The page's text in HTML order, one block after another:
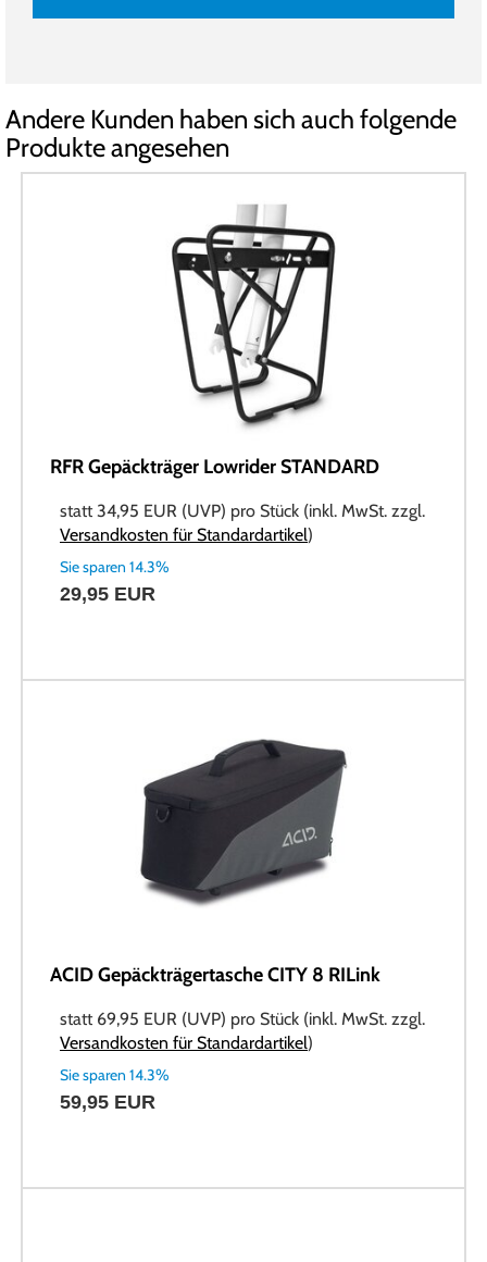
Andere Kunden haben sich auch folgende
Produkte angesehen
RFR Gepäckträger Lowrider STANDARD
statt34,95 EUR (UVP) pro Stück (inkl. MwSt. zzgl.
Versandkosten für Standardartikel)
Sie sparen 14.3%
29,95 EUR
ACID Gepäckträgertasche CITY 8 RILink
statt 69,95 EUR (UVP) pro Stück (inkl. MwSt. zzgl.
Versandkosten für Standardartikel)
Sie sparen 14.3%
59,95 EUR